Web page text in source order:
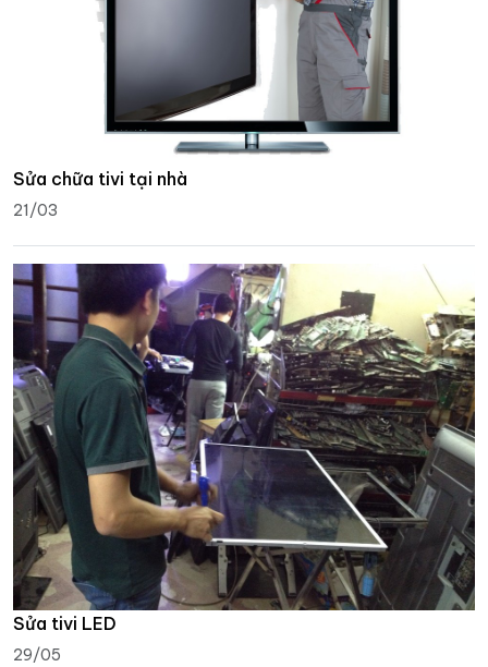
Sửa chữa tivi tại nhà
21/03
Sửa tivi LED
29/05